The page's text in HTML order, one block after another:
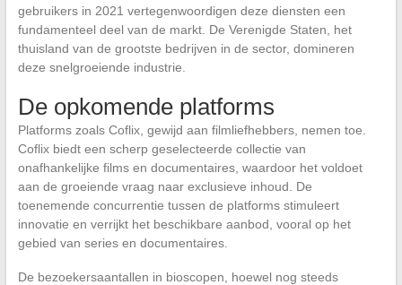
gebruikers in 2021 vertegenwoordigen deze diensten een
fundamenteel deel van de markt. De Verenigde Staten, het
thuisland van de grootste bedrijven in de sector, domineren
deze snelgroeiende industrie.
De opkomende platforms
Platforms zoals Coflix, gewijd aan filmliefhebbers, nemen toe.
Coflix biedt een scherp geselecteerde collectie van
onafhankelijke films en documentaires, waardoor het voldoet
aan de groeiende vraag naar exclusieve inhoud. De
toenemende concurrentie tussen de platforms stimuleert
innovatie en verrijkt het beschikbare aanbod, vooral op het
gebied van series en documentaires.
De bezoekersaantallen in bioscopen, hoewel nog steeds